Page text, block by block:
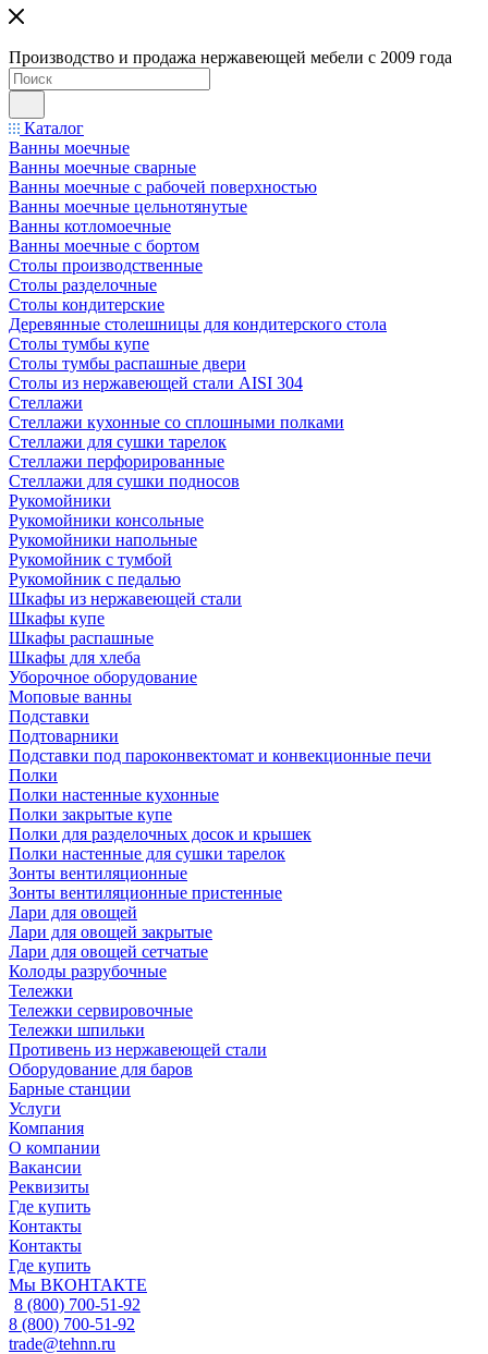
Производство и продажа нержавеющей мебели с 2009 года
Каталог
Ванны моечные
Ванны моечные сварные
Ванны моечные с рабочей поверхностью
Ванны моечные цельнотянутые
Ванны котломоечные
Ванны моечные с бортом
Столы производственные
Столы разделочные
Столы кондитерские
Деревянные столешницы для кондитерского стола
Столы тумбы купе
Столы тумбы распашные двери
Столы из нержавеющей стали AISI 304
Стеллажи
Стеллажи кухонные со сплошными полками
Стеллажи для сушки тарелок
Стеллажи перфорированные
Стеллажи для сушки подносов
Рукомойники
Рукомойники консольные
Рукомойники напольные
Рукомойник с тумбой
Рукомойник с педалью
Шкафы из нержавеющей стали
Шкафы купе
Шкафы распашные
Шкафы для хлеба
Уборочное оборудование
Моповые ванны
Подставки
Подтоварники
Подставки под пароконвектомат и конвекционные печи
Полки
Полки настенные кухонные
Полки закрытые купе
Полки для разделочных досок и крышек
Полки настенные для сушки тарелок
Зонты вентиляционные
Зонты вентиляционные пристенные
Лари для овощей
Лари для овощей закрытые
Лари для овощей сетчатые
Колоды разрубочные
Тележки
Тележки сервировочные
Тележки шпильки
Противень из нержавеющей стали
Оборудование для баров
Барные станции
Услуги
Компания
О компании
Вакансии
Реквизиты
Где купить
Контакты
Контакты
Где купить
Мы ВКОНТАКТЕ
8 (800) 700-51-92
8 (800) 700-51-92
trade@tehnn.ru